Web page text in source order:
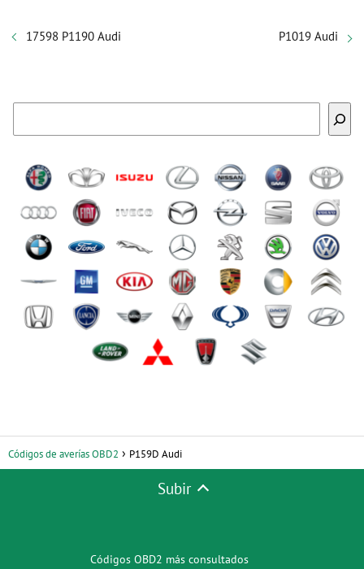
17598 P1190 Audi P1019 Audi
Códigos de averías OBD2 P159D Audi
Subir
Códigos OBD2 más consultados